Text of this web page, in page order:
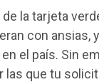
la tarjeta
con ansias,
el país. Sin
las que tu